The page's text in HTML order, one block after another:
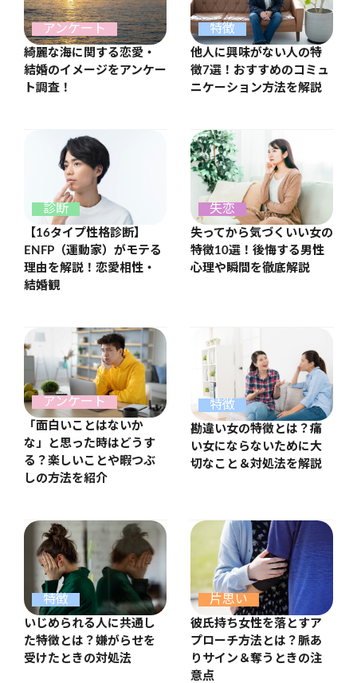
アンケート
綺麗な海に関する恋愛・
結婚のイメージをアンケー
ト調査！
特徴
他人に興味がない人の特
徴7選！おすすめのコミュ
ニケーション方法を解説
診断
【16タイプ性格診断】
ENFP（運動家）がモテる
理由を解説！恋愛相性・
結婚観
失恋
失ってから気づくいい女の
特徴10選！後悔する男性
心理や瞬間を徹底解説
アンケート
「面白いことはないか
な」と思った時はどうす
る？楽しいことや暇つぶ
しの方法を紹介
特徴
勘違い女の特徴とは？痛
い女にならないために大
切なこと＆対処法を解説
特徴
いじめられる人に共通し
た特徴とは？嫌がらせを
受けたときの対処法
片思い
彼氏持ち女性を落とすア
プローチ方法とは？脈あ
りサイン＆奪うときの注
意点